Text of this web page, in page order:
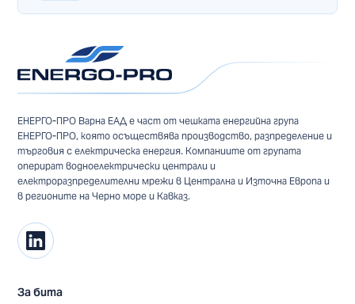
ЕНЕРГО-ПРО Варна ЕАД е част от чешката енергийна група
ЕНЕРГО-ПРО, която осъществява производство, разпределение и
търговия с електрическа енергия. Компаниите от групата
оперират водноелектрически централи и
електроразпределителни мрежи в Централна и Източна Европа и
в регионите на Черно море и Кавказ.
За бита